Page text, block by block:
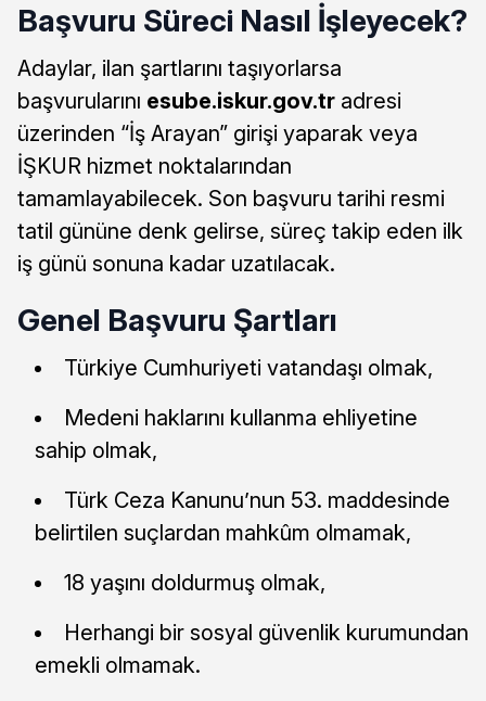
Başvuru Süreci Nasıl İşleyecek?
Adaylar, ilan şartlarını taşıyorlarsa
başvurularını esube.iskur.gov.tr adresi
üzerinden “İş Arayan” girişi yaparak veya
İŞKUR hizmet noktalarından
tamamlayabilecek. Son başvuru tarihi resmi
tatil gününe denk gelirse, süreç takip eden ilk
iş günü sonuna kadar uzatılacak.
Genel Başvuru Şartları
Türkiye Cumhuriyeti vatandaşı olmak,
Medeni haklarını kullanma ehliyetine
sahip olmak,
Türk Ceza Kanunu’nun 53. maddesinde
belirtilen suçlardan mahkûm olmamak,
18 yaşını doldurmuş olmak,
Herhangi bir sosyal güvenlik kurumundan
emekli olmamak.